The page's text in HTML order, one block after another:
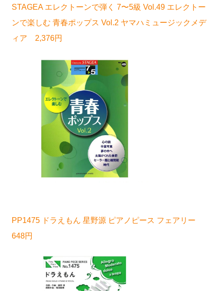
STAGEA エレクトーンで弾く 7〜5級 Vol.49 エレクトー
ンで楽しむ 青春ポップス Vol.2 ヤマハミュージックメデ
ィア 2,376円
PP1475 ドラえもん 星野源 ピアノピース フェアリー
648円